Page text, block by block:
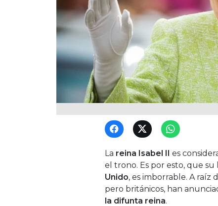
La reina Isabel II es
el trono. Es por esto, que
Unido, es imborrable. A raíz
pero británicos, han
la difunta reina.